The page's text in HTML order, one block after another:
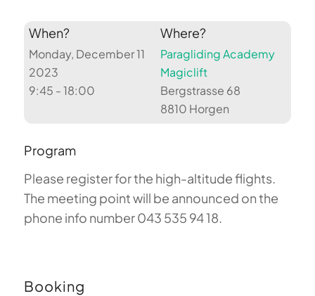
When?
Monday, December 11
2023
9:45 - 18:00
Where?
Paragliding Academy
Magiclift
Bergstrasse 68
8810 Horgen
Program
Please register for the high-altitude flights.
The meeting point will be announced on the
phone info number 043 535 94 18.
Booking